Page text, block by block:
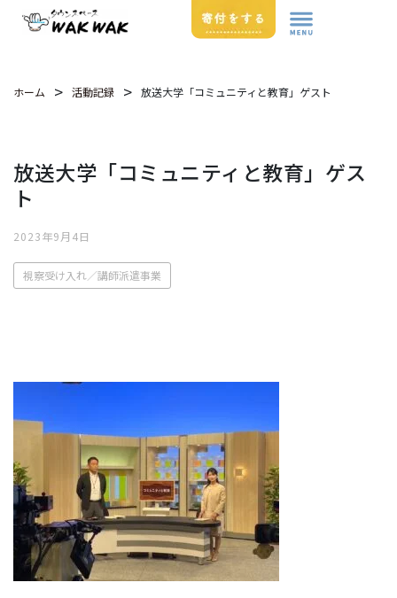
ホーム > 活動記録 > 放送大学「コミュニティと教育」ゲスト
放送大学「コミュニティと教育」ゲス
ト
2023年9月4日
視察受け入れ／講師派遣事業